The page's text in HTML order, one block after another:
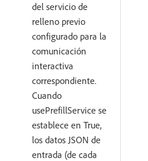
del servicio de
relleno previo
configurado para la
comunicación
interactiva
correspondiente.
Cuando
usePrefillService se
establece en True,
los datos JSON de
entrada (de cada